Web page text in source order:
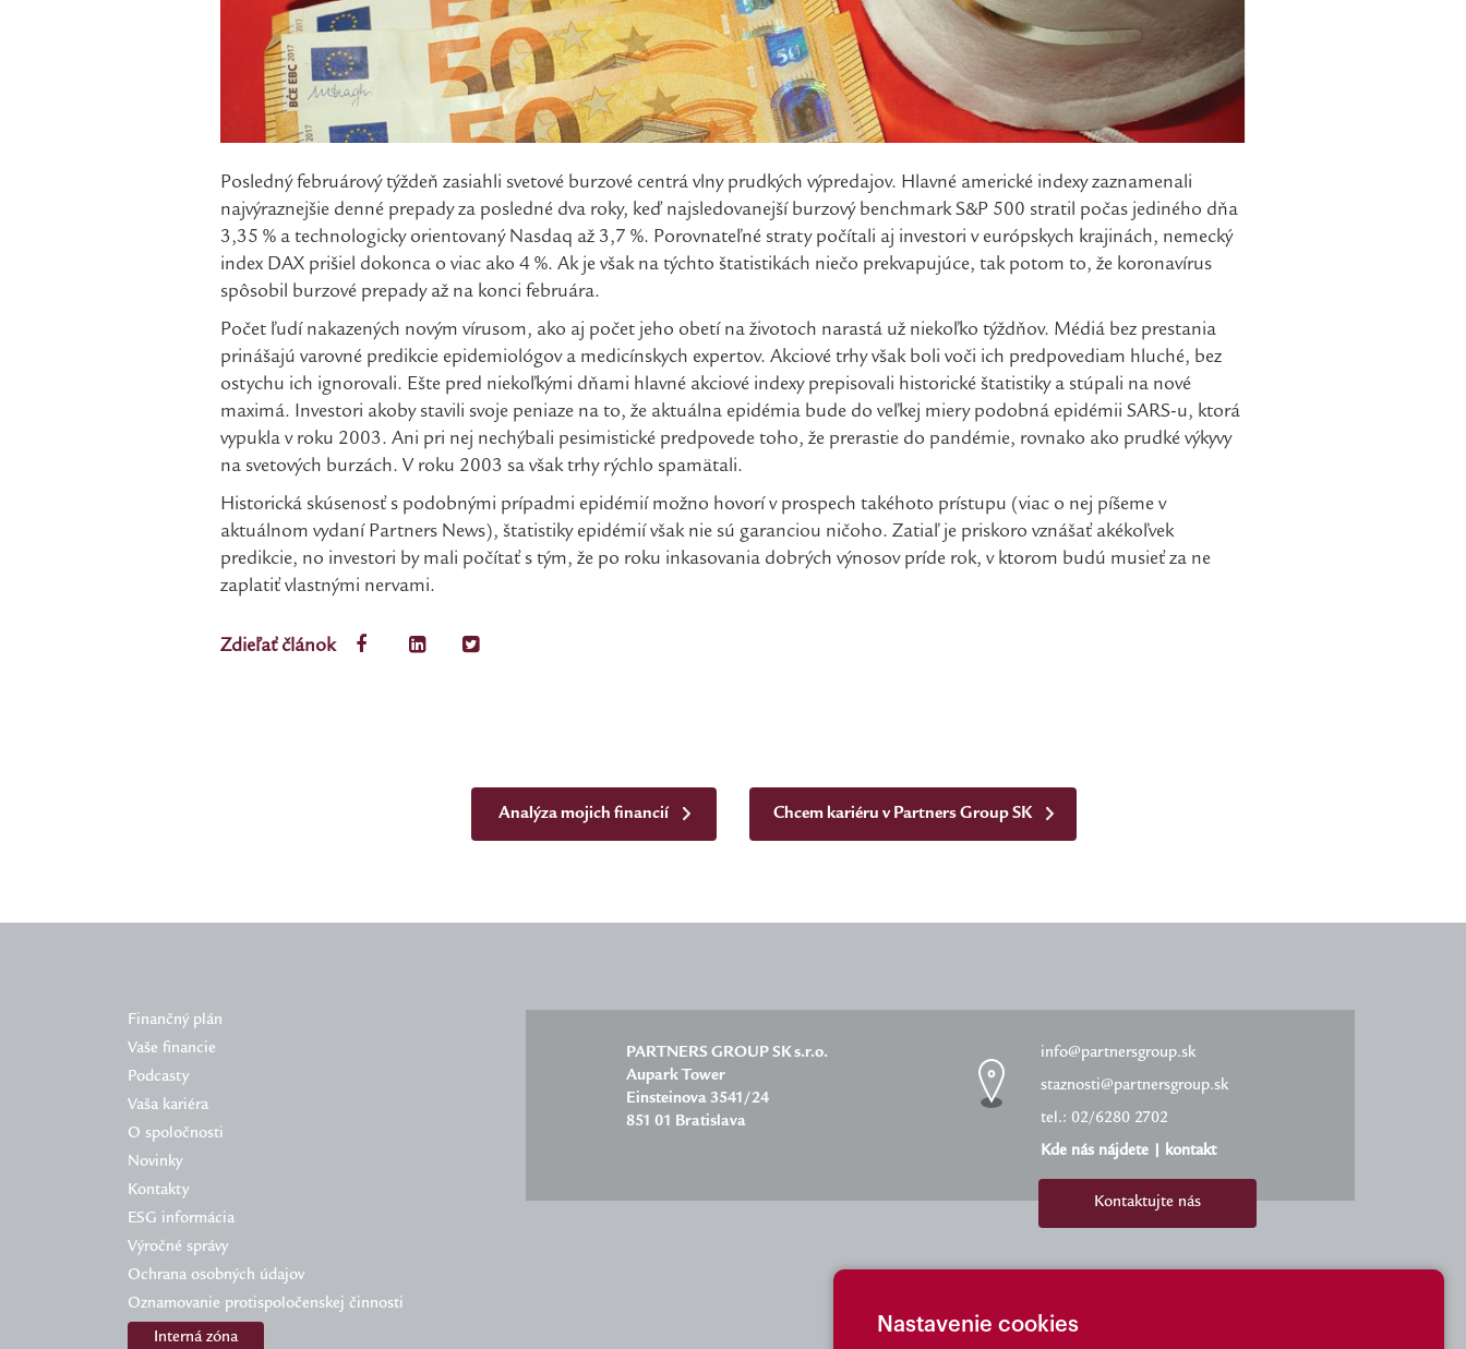
Nastavenie cookies
Posledný februárový týždeň zasiahli svetové burzové centrá vlny prudkých výpredajov. Hlavné americké indexy zaznamenali
najvýraznejšie denné prepady za posledné dva roky, keď najsledovanejší burzový benchmark S&P 500 stratil počas jediného dňa
3,35 % a technologicky orientovaný Nasdaq až 3,7 %. Porovnateľné straty počítali aj investori v európskych krajinách, nemecký
index DAX prišiel dokonca o viac ako 4 %. Ak je však na týchto štatistikách niečo prekvapujúce, tak potom to, že koronavírus
spôsobil burzové prepady až na konci februára.
Počet ľudí nakazených novým vírusom, ako aj počet jeho obetí na životoch narastá už niekoľko týždňov. Médiá bez prestania
prinášajú varovné predikcie epidemiológov a medicínskych expertov. Akciové trhy však boli voči ich predpovediam hluché, bez
ostychu ich ignorovali. Ešte pred niekoľkými dňami hlavné akciové indexy prepisovali historické štatistiky a stúpali na nové
maximá. Investori akoby stavili svoje peniaze na to, že aktuálna epidémia bude do veľkej miery podobná epidémii SARS-u, ktorá
vypukla v roku 2003. Ani pri nej nechýbali pesimistické predpovede toho, že prerastie do pandémie, rovnako ako prudké výkyvy
na svetových burzách. V roku 2003 sa však trhy rýchlo spamätali.
Historická skúsenosť s podobnými prípadmi epidémií možno hovorí v prospech takéhoto prístupu (viac o nej píšeme v
aktuálnom vydaní Partners News), štatistiky epidémií však nie sú garanciou ničoho. Zatiaľ je priskoro vznášať akékoľvek
predikcie, no investori by mali počítať s tým, že po roku inkasovania dobrých výnosov príde rok, v ktorom budú musieť za ne
zaplatiť vlastnými nervami.
Zdieľať článok
Analýza mojich financií Chcem kariéru v Partners Group SK
Finančný plán
Vaše financie
Podcasty
Vaša kariéra
O spoločnosti
Novinky
Kontakty
ESG informácia
Výročné správy
Ochrana osobných údajov
Oznamovanie protispoločenskej činnosti
Interná zóna
PARTNERS GROUP SK s.r.o.
Aupark Tower
Einsteinova 3541/24
851 01 Bratislava
info@partnersgroup.sk
staznosti@partnersgroup.sk
tel.: 02/6280 2702
Kde nás nájdete| kontakt
Kontaktujte nás